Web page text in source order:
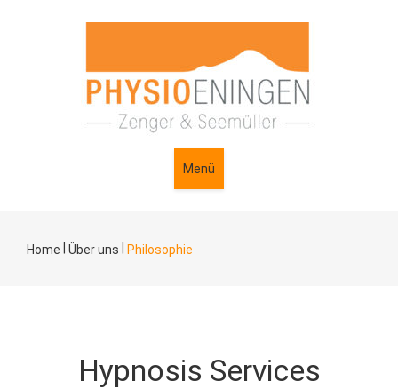
Menü
Home Über uns Philosophie
Hypnosis Services